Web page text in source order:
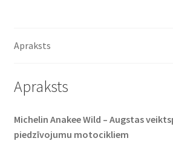
daudzums
Apraksts
Apraksts
Michelin Anakee Wild – Augstas
piedzīvojumu motocikliem